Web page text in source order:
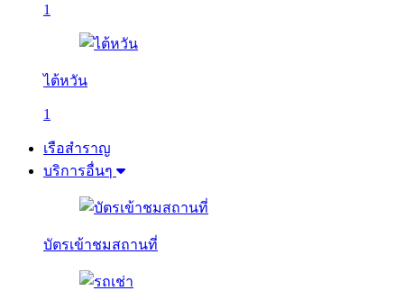
1
ไต้หวัน
1
เรือสำราญ
บริการอื่นๆ
บัตรเข้าชมสถานที่